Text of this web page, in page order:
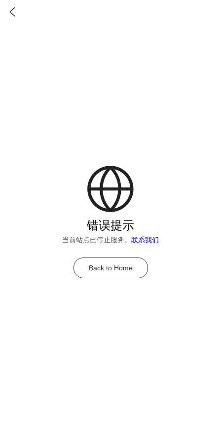
错误提示
当前站点已停止服务。 联系我们
Back to Home